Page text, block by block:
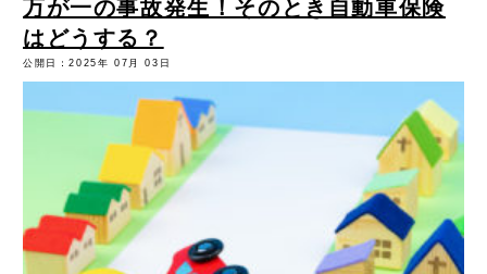
万が一の事故発生！そのとき自動車保険
はどうする？
公開日：2025年 07月 03日